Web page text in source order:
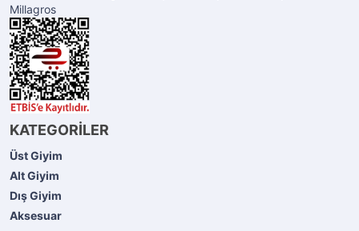
Millagros
KATEGORİLER
Üst Giyim
Alt Giyim
Dış Giyim
Aksesuar